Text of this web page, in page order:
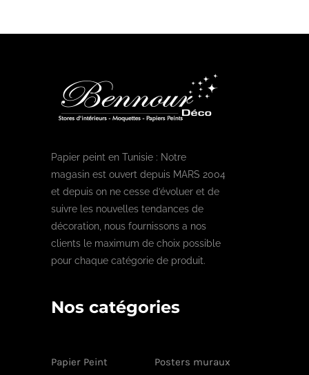
Papier peint en Tunisie : Notre
magasin est ouvert depuis MARS 2004
et depuis on ne cesse d’évoluer et de
suivre les nouvelles tendances de
décoration, nous fournissons a nos
clients le maximum de choix possible
pour chaque catégorie de produit.
Nos catégories
Papier Peint
Posters muraux